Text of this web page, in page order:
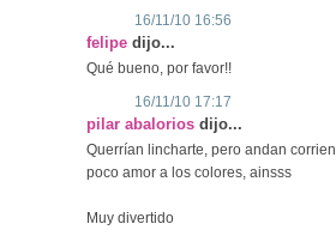
16/11/10 16:56
felipe dijo...
Qué bueno, por favor!!
16/11/10 17:17
pilar abalorios dijo...
Querrían lincharte, pero andan
poco amor a los colores, ainsss
Muy divertido